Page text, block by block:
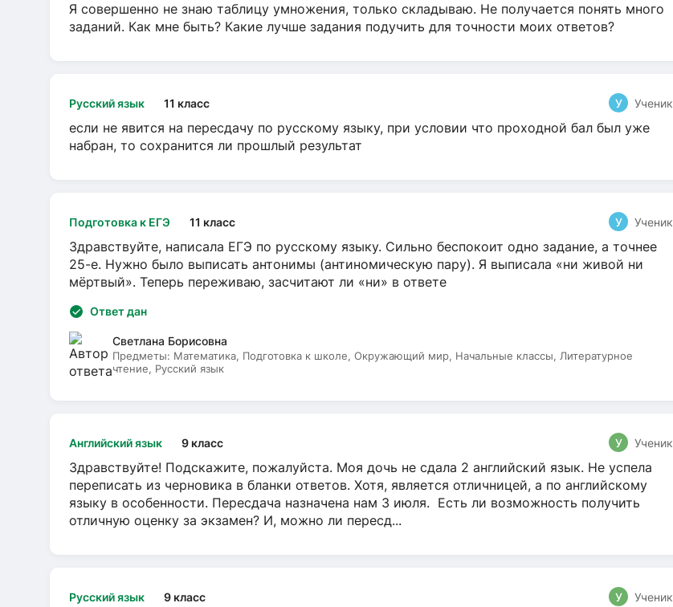
Я совершенно не знаю таблицу умножения, только складываю. Не получается понять много
заданий. Как мне быть? Какие лучше задания подучить для точности моих ответов?
Русский язык 11 класс У Ученик
если не явится на пересдачу по русскому языку, при условии что проходной бал был уже
набран, то сохранится ли прошлый результат
Подготовка к ЕГЭ 11 класс У Ученик
Здравствуйте, написала ЕГЭ по русскому языку. Сильно беспокоит одно задание, а точнее
25-е. Нужно было выписать антонимы (антиномическую пару). Я выписала «ни живой ни
мёртвый». Теперь переживаю, засчитают ли «ни» в ответе
Ответ дан
Светлана Борисовна
Предметы: Математика, Подготовка к школе, Окружающий мир, Начальные классы, Литературное
чтение, Русский язык
Английский язык 9 класс У Ученик
Здравствуйте! Подскажите, пожалуйста. Моя дочь не сдала 2 английский язык. Не успела
переписать из черновика в бланки ответов. Хотя, является отличницей, а по английскому
языку в особенности. Пересдача назначена нам 3 июля. Есть ли возможность получить
отличную оценку за экзамен? И, можно ли пересд...
Русский язык 9 класс У Ученик